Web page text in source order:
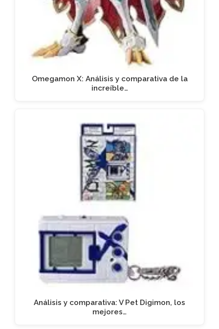
Omegamon X: Análisis y comparativa de la
increíble…
Análisis y comparativa: V Pet Digimon, los
mejores…